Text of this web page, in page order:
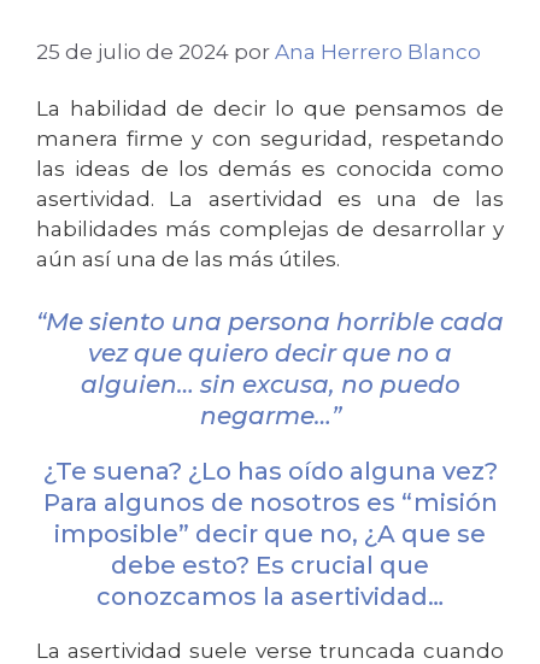
25 de julio de 2024 por Ana Herrero Blanco
La habilidad de decir lo que pensamos de
manera firme y con seguridad, respetando
las ideas de los demás es conocida como
asertividad. La asertividad es una de las
habilidades más complejas de desarrollar y
aún así una de las más útiles.
“Me siento una persona horrible cada
vez que quiero decir que no a
alguien… sin excusa, no puedo
negarme…”
¿Te suena? ¿Lo has oído alguna vez?
Para algunos de nosotros es “misión
imposible” decir que no, ¿A que se
debe esto? Es crucial que
conozcamos la asertividad…
La asertividad suele verse truncada cuando